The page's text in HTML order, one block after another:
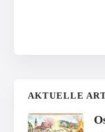
AKTUELLE